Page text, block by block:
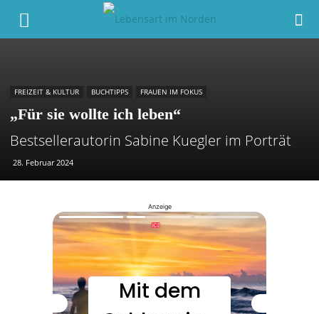
FREIZEIT & KULTUR BUCHTIPPS FRAUEN IM FOKUS
„Für sie wollte ich leben“
Bestsellerautorin Sabine Kuegler im Porträt
28. Februar 2024
Anzeige